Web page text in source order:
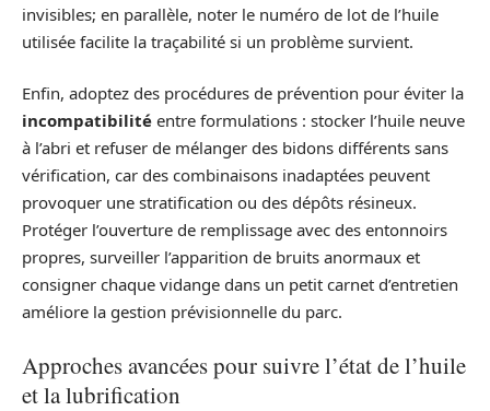
invisibles; en parallèle, noter le numéro de lot de l’huile
utilisée facilite la traçabilité si un problème survient.
Enfin, adoptez des procédures de prévention pour éviter la
incompatibilité entre formulations : stocker l’huile neuve
à l’abri et refuser de mélanger des bidons différents sans
vérification, car des combinaisons inadaptées peuvent
provoquer une stratification ou des dépôts résineux.
Protéger l’ouverture de remplissage avec des entonnoirs
propres, surveiller l’apparition de bruits anormaux et
consigner chaque vidange dans un petit carnet d’entretien
améliore la gestion prévisionnelle du parc.
Approches avancées pour suivre l’état de l’huile
et la lubrification